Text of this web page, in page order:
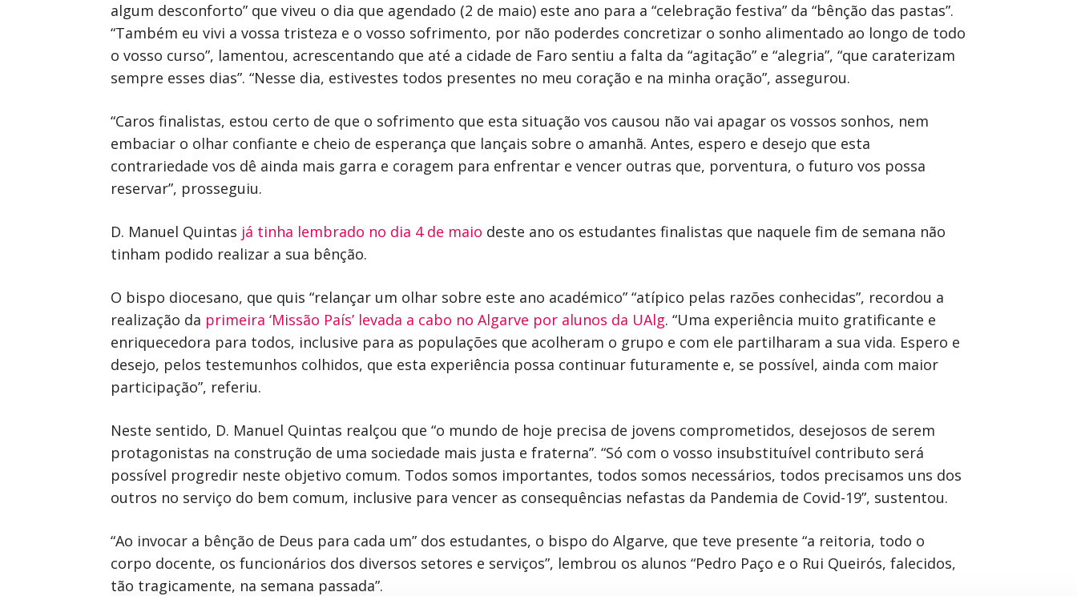
algum desconforto” que viveu o dia que agendado (2 de maio) este ano para a “celebração festiva” da “bênção das pastas”.
“Também eu vivi a vossa tristeza e o vosso sofrimento, por não poderdes concretizar o sonho alimentado ao longo de todo
o vosso curso”, lamentou, acrescentando que até a cidade de Faro sentiu a falta da “agitação” e “alegria”, “que caraterizam
sempre esses dias”. “Nesse dia, estivestes todos presentes no meu coração e na minha oração”, assegurou.
“Caros finalistas, estou certo de que o sofrimento que esta situação vos causou não vai apagar os vossos sonhos, nem
embaciar o olhar confiante e cheio de esperança que lançais sobre o amanhã. Antes, espero e desejo que esta
contrariedade vos dê ainda mais garra e coragem para enfrentar e vencer outras que, porventura, o futuro vos possa
reservar”, prosseguiu.
D. Manuel Quintas já tinha lembrado no dia 4 de maio deste ano os estudantes finalistas que naquele fim de semana não
tinham podido realizar a sua bênção.
O bispo diocesano, que quis “relançar um olhar sobre este ano académico” “atípico pelas razões conhecidas”, recordou a
realização da primeira ‘Missão País’ levada a cabo no Algarve por alunos da UAlg. “Uma experiência muito gratificante e
enriquecedora para todos, inclusive para as populações que acolheram o grupo e com ele partilharam a sua vida. Espero e
desejo, pelos testemunhos colhidos, que esta experiência possa continuar futuramente e, se possível, ainda com maior
participação”, referiu.
Neste sentido, D. Manuel Quintas realçou que “o mundo de hoje precisa de jovens comprometidos, desejosos de serem
protagonistas na construção de uma sociedade mais justa e fraterna”. “Só com o vosso insubstituível contributo será
possível progredir neste objetivo comum. Todos somos importantes, todos somos necessários, todos precisamos uns dos
outros no serviço do bem comum, inclusive para vencer as consequências nefastas da Pandemia de Covid-19”, sustentou.
“Ao invocar a bênção de Deus para cada um” dos estudantes, o bispo do Algarve, que teve presente “a reitoria, todo o
corpo docente, os funcionários dos diversos setores e serviços”, lembrou os alunos “Pedro Paço e o Rui Queirós, falecidos,
tão tragicamente, na semana passada”.